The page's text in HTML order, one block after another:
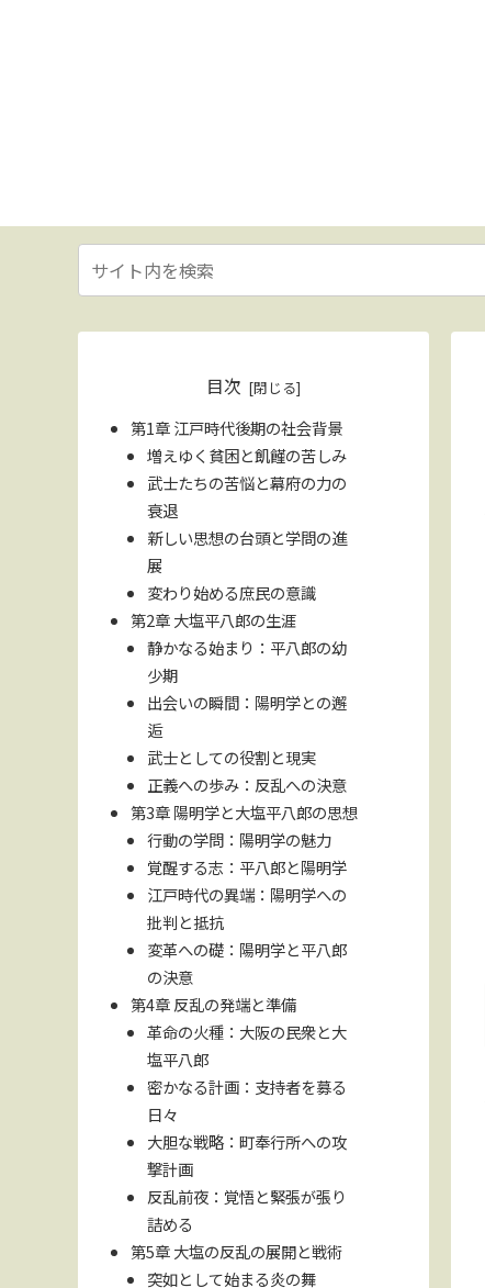
目次
第1章 江戸時代後期の社会背景
増えゆく貧困と飢饉の苦しみ
武士たちの苦悩と幕府の力の
衰退
新しい思想の台頭と学問の進
展
変わり始める庶民の意識
第2章 大塩平八郎の生涯
静かなる始まり：平八郎の幼
少期
出会いの瞬間：陽明学との邂
逅
武士としての役割と現実
正義への歩み：反乱への決意
第3章 陽明学と大塩平八郎の思想
行動の学問：陽明学の魅力
覚醒する志：平八郎と陽明学
江戸時代の異端：陽明学への
批判と抵抗
変革への礎：陽明学と平八郎
の決意
第4章 反乱の発端と準備
革命の火種：大阪の民衆と大
塩平八郎
密かなる計画：支持者を募る
日々
大胆な戦略：町奉行所への攻
撃計画
反乱前夜：覚悟と緊張が張り
詰める
第5章 大塩の反乱の展開と戦術
突如として始まる炎の舞